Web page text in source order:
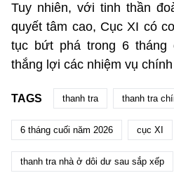
Tuy nhiên, với tinh thần
quyết tâm cao, Cục XI có
tục bứt phá trong 6 tháng
thắng lợi các nhiệm vụ
TAGS thanh tra thanh tra
6 tháng cuối năm 2026 cục XI
thanh tra nhà ở dôi dư sau sắp xếp